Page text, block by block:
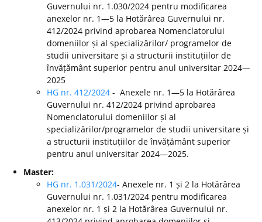
Guvernului nr. 1.030/2024 pentru modificarea
anexelor nr. 1—5 la Hotărârea Guvernului nr.
412/2024 privind aprobarea Nomenclatorului
domeniilor și al specializărilor/ programelor de
studii universitare și a structurii instituțiilor de
învățământ superior pentru anul universitar 2024—
2025
HG nr. 412/2024 - Anexele nr. 1—5 la Hotărârea
Guvernului nr. 412/2024 privind aprobarea
Nomenclatorului domeniilor și al
specializărilor/programelor de studii universitare și
a structurii instituțiilor de învățământ superior
pentru anul universitar 2024—2025.
Master:
HG nr. 1.031/2024- Anexele nr. 1 și 2 la Hotărârea
Guvernului nr. 1.031/2024 pentru modificarea
anexelor nr. 1 și 2 la Hotărârea Guvernului nr.